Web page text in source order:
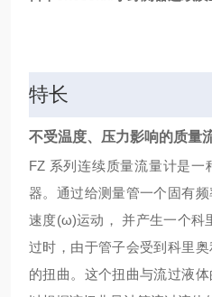
特长
不受温度、压力影响的质量
FZ 系列连续质量流量计是
器。通过给测量管一个固有
速度(ω)运动， 并产生一个科
过时，由于管子会受到科里
的扭曲。这个扭曲与流过液